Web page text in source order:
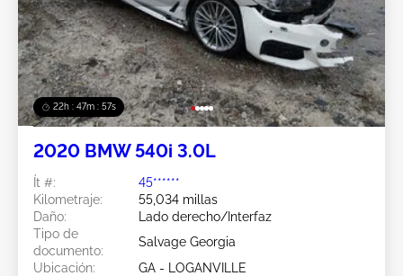
22h : 47m : 56s
2020 BMW 540i 3.0L
Ít #:
45******
Kilometraje:
55,034 millas
Daño:
Lado derecho/Interfaz
Tipo de
documento:
Salvage Georgia
Ubicación:
GA - LOGANVILLE